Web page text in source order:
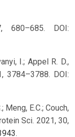
680–685. DOI:
I.; Appel R. D.,
3784–3788. DOI:
Meng, E.C.; Couch,
Sci. 2021, 30,
.